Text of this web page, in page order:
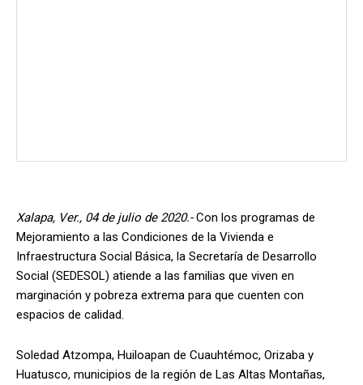
Xalapa, Ver., 04 de julio de 2020.-Con los programas de
Mejoramiento a las Condiciones de la Vivienda e
Infraestructura Social Básica, la Secretaría de Desarrollo
Social (SEDESOL) atiende a las familias que viven en
marginación y pobreza extrema para que cuenten con
espacios de calidad.
Soledad Atzompa, Huiloapan de Cuauhtémoc, Orizaba y
Huatusco, municipios de la región de Las Altas Montañas,